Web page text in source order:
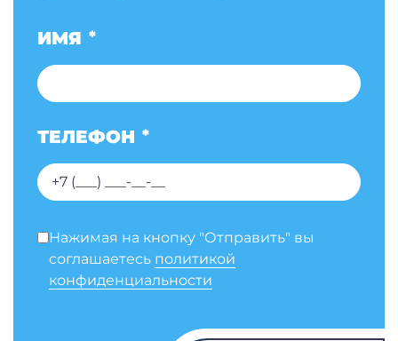
ИМЯ *
ТЕЛЕФОН *
Нажимая на кнопку "Отправить" вы
соглашаетесь политикой
конфиденциальности